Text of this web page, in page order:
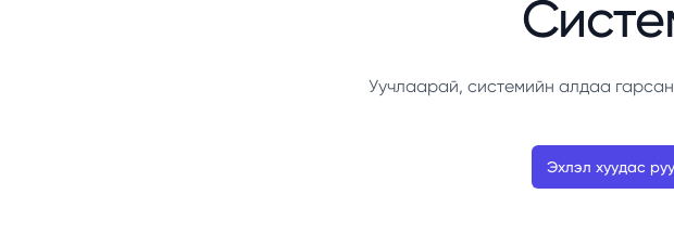
Уучлаарай, системийн алдаа
Эхлэл хуудас